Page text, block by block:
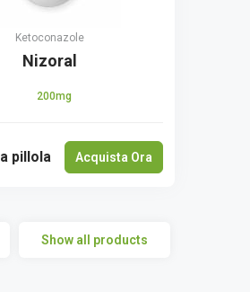
Ketoconazole
Nizoral
200mg
a pillola Acquista Ora
Show all products